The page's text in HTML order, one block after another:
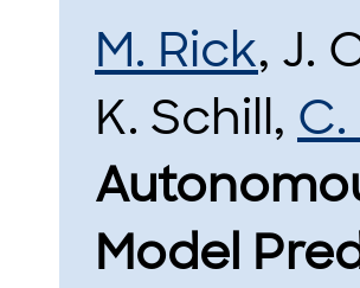
M. Rick, J.
K. Schill,
Model